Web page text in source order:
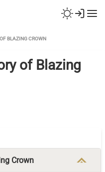
BLAZING CROWN
of Blazing
Crown